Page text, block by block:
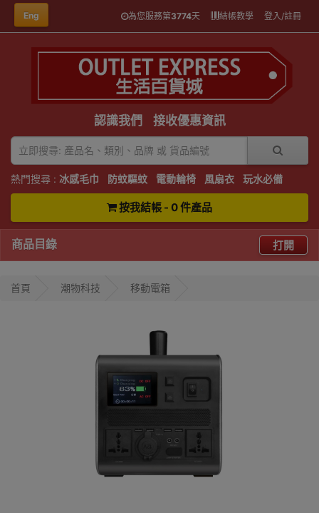
Eng 為您服務第3774天 結帳教學 登入/註冊
認識我們 接收優惠資訊
熱門搜尋 : 冰感毛巾 防蚊驅蚊 電動輪椅 風扇衣 玩水必備
按我結帳 - 0 件產品
商品目錄 打開
首頁 潮物科技 移動電箱